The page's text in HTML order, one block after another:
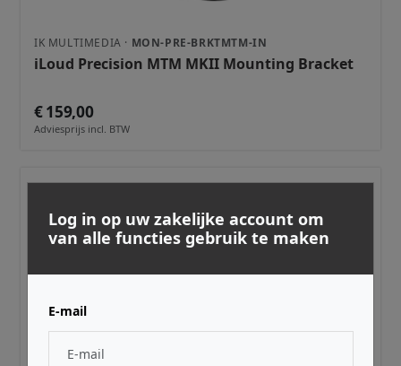
IK MULTIMEDIA · MON-PRE-BRKTMTM-IN
iLoud Precision MTM MKII Mounting Bracket
€ 159,00
Adviesprijs incl. BTW
Log in op uw zakelijke account om
van alle functies gebruik te maken
E-mail